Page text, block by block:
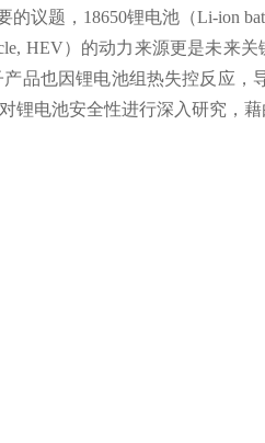
的议题，18650锂电池（Li-ion
HEV）的动力来源更是未来
品也因锂电池组热失控反应
锂电池安全性进行深入研究，